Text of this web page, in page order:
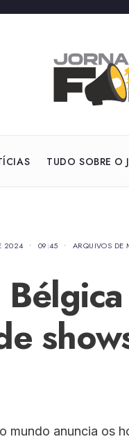
TUDO SOBRE O
2024 • 09:45 • ARQUIVOS DE
mundo anuncia os